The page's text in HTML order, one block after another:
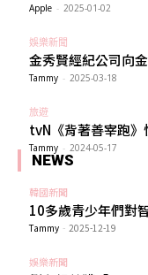
Apple - 2025-01-02
娛樂新聞
金秀賢經紀公司向
Tammy - 2025-03-18
旅遊
tvN《背著善宰跑》
Tammy - 2024-05-17
NEWS
韓國新聞
10多歲青少年們對
Tammy - 2025-12-19
娛樂新聞